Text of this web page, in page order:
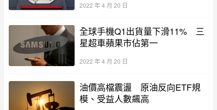
2022 年 4 月 20 日
全球手機Q1出貨量下滑11% 三
星超車蘋果市佔第一
2022 年 4 月 20 日
油價高檔震盪 原油反向ETF規
模、受益人數飆高